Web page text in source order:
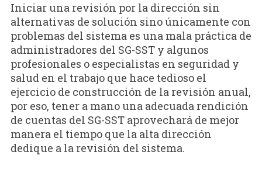
Iniciar una revisión por la dirección sin
alternativas de solución sino únicamente con
problemas del sistema es una mala práctica de
administradores del SG-SST y algunos
profesionales o especialistas en seguridad y
salud en el trabajo que hace tedioso el
ejercicio de construcción de la revisión anual,
por eso, tener a mano una adecuada rendición
de cuentas del SG-SST aprovechará de mejor
manera el tiempo que la alta dirección
dedique a la revisión del sistema.